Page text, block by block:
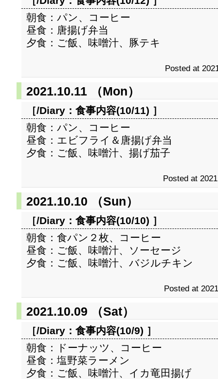
朝食：パン、コーヒー
昼食：唐揚げ弁当
夕食：ご飯、味噌汁、豚テキ
Posted at
2021.10.11 （Mon）
［/Diary： 食事内容(10/11) ］
朝食：パン、コーヒー
昼食：エビフライ＆唐揚げ弁当
夕食：ご飯、味噌汁、揚げ茄子
Posted at
2021.10.10 （Sun）
［/Diary： 食事内容(10/10) ］
朝食：食パン２枚、コーヒー
昼食：ご飯、味噌汁、ソーセージ
夕食：ご飯、味噌汁、バジルチキン
Posted at
2021.10.09 （Sat）
［/Diary： 食事内容(10/9) ］
朝食：ドーナッツ、コーヒー
昼食：塩野菜ラーメン
夕食：ご飯、味噌汁、イカ竜田揚げ